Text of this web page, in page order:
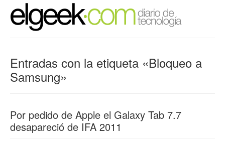
Entradas con la etiqueta «Bloqueo a
Samsung»
Por pedido de Apple el Galaxy Tab 7.7
desapareció de IFA 2011